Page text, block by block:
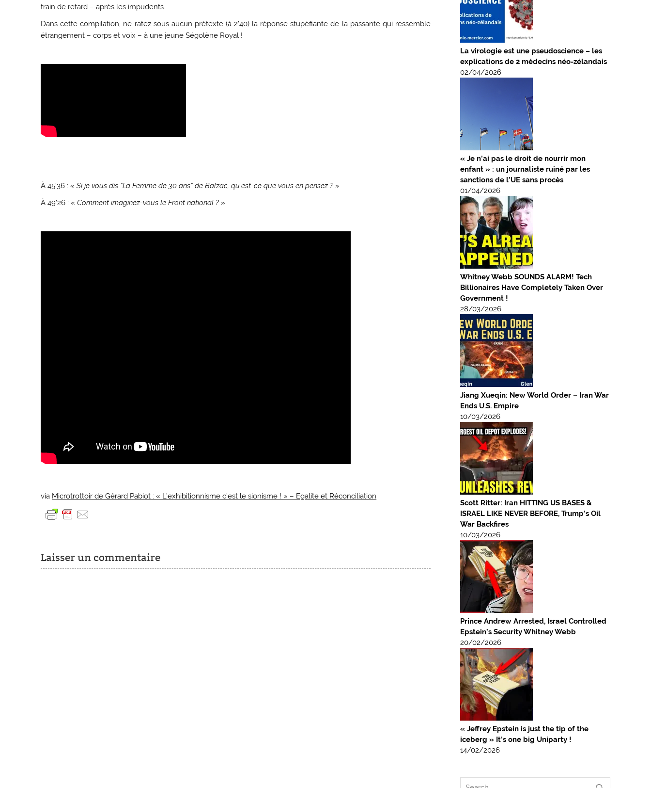
train de retard – après les impudents.
Dans cette compilation, ne ratez sous aucun prétexte (à 2’40) la réponse stupéfiante de la passante qui ressemble
étrangement – corps et voix – à une jeune Ségolène Royal !
À 45’36 : «Si je vous dis “La Femme de 30 ans” de Balzac, qu’est-ce que vous en pensez ? »
À 49’26 : «Comment imaginez-vous le Front national ? »
via Microtrottoir de Gérard Pabiot : « L’exhibitionnisme c’est le sionisme ! » – Egalite et Réconciliation
Laisser un commentaire
La virologie est une pseudoscience – les
explications de 2 médecins néo-zélandais
02/04/2026
« Je n’ai pas le droit de nourrir mon
enfant » : un journaliste ruiné par les
sanctions de l’UE sans procès
01/04/2026
Whitney Webb SOUNDS ALARM! Tech
Billionaires Have Completely Taken Over
Government !
28/03/2026
Jiang Xueqin: New World Order – Iran War
Ends U.S. Empire
10/03/2026
Scott Ritter: Iran HITTING US BASES &
ISRAEL LIKE NEVER BEFORE, Trump’s Oil
War Backfires
10/03/2026
Prince Andrew Arrested, Israel Controlled
Epstein’s Security Whitney Webb
20/02/2026
« Jeffrey Epstein is just the tip of the
iceberg » It’s one big Uniparty !
14/02/2026